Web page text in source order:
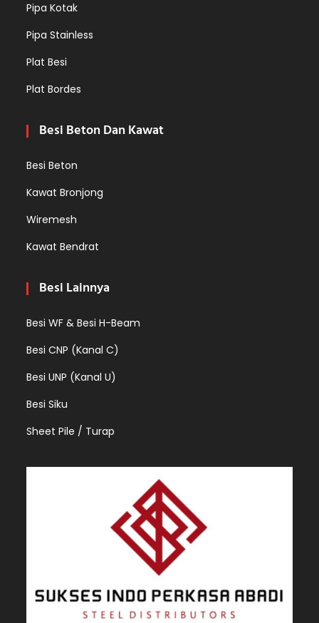
Pipa Kotak
Pipa Stainless
Plat Besi
Plat Bordes
Besi Beton Dan Kawat
Besi Beton
Kawat Bronjong
Wiremesh
Kawat Bendrat
Besi Lainnya
Besi WF & Besi H-Beam
Besi CNP (Kanal C)
Besi UNP (Kanal U)
Besi Siku
Sheet Pile / Turap